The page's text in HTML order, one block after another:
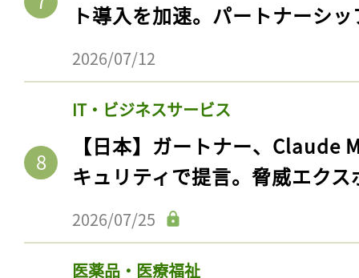
ト導入を加速。パートナーシ
2026/07/12
IT・ビジネスサービス
【日本】ガートナー、Claude
キュリティで提言。脅威エク
2026/07/25
医薬品・医療福祉